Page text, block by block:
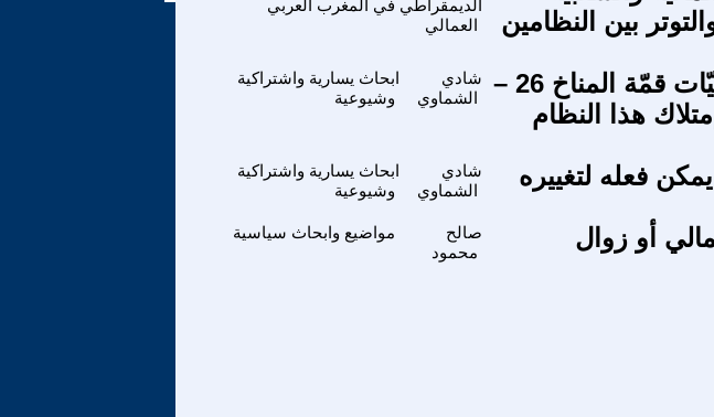
في المغرب العربي الديمقراطي
العمالي
بين النظامين
ابحاث يسارية واشتراكية
وشيوعية
شادي
الشماوي
ماذا وراء واجهة -الإختراق - في إتّفاقيّات قمّة المناخ 26 –
هذا النظام
ابحاث يسارية واشتراكية
وشيوعية
شادي
الشماوي
فعله لتغييره
مواضيع وابحاث سياسية
صالح
محمود
أو زوال